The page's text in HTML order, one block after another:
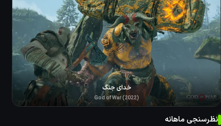
خدای جنگ
God of War (2022)
نظرسنجی ماهانه